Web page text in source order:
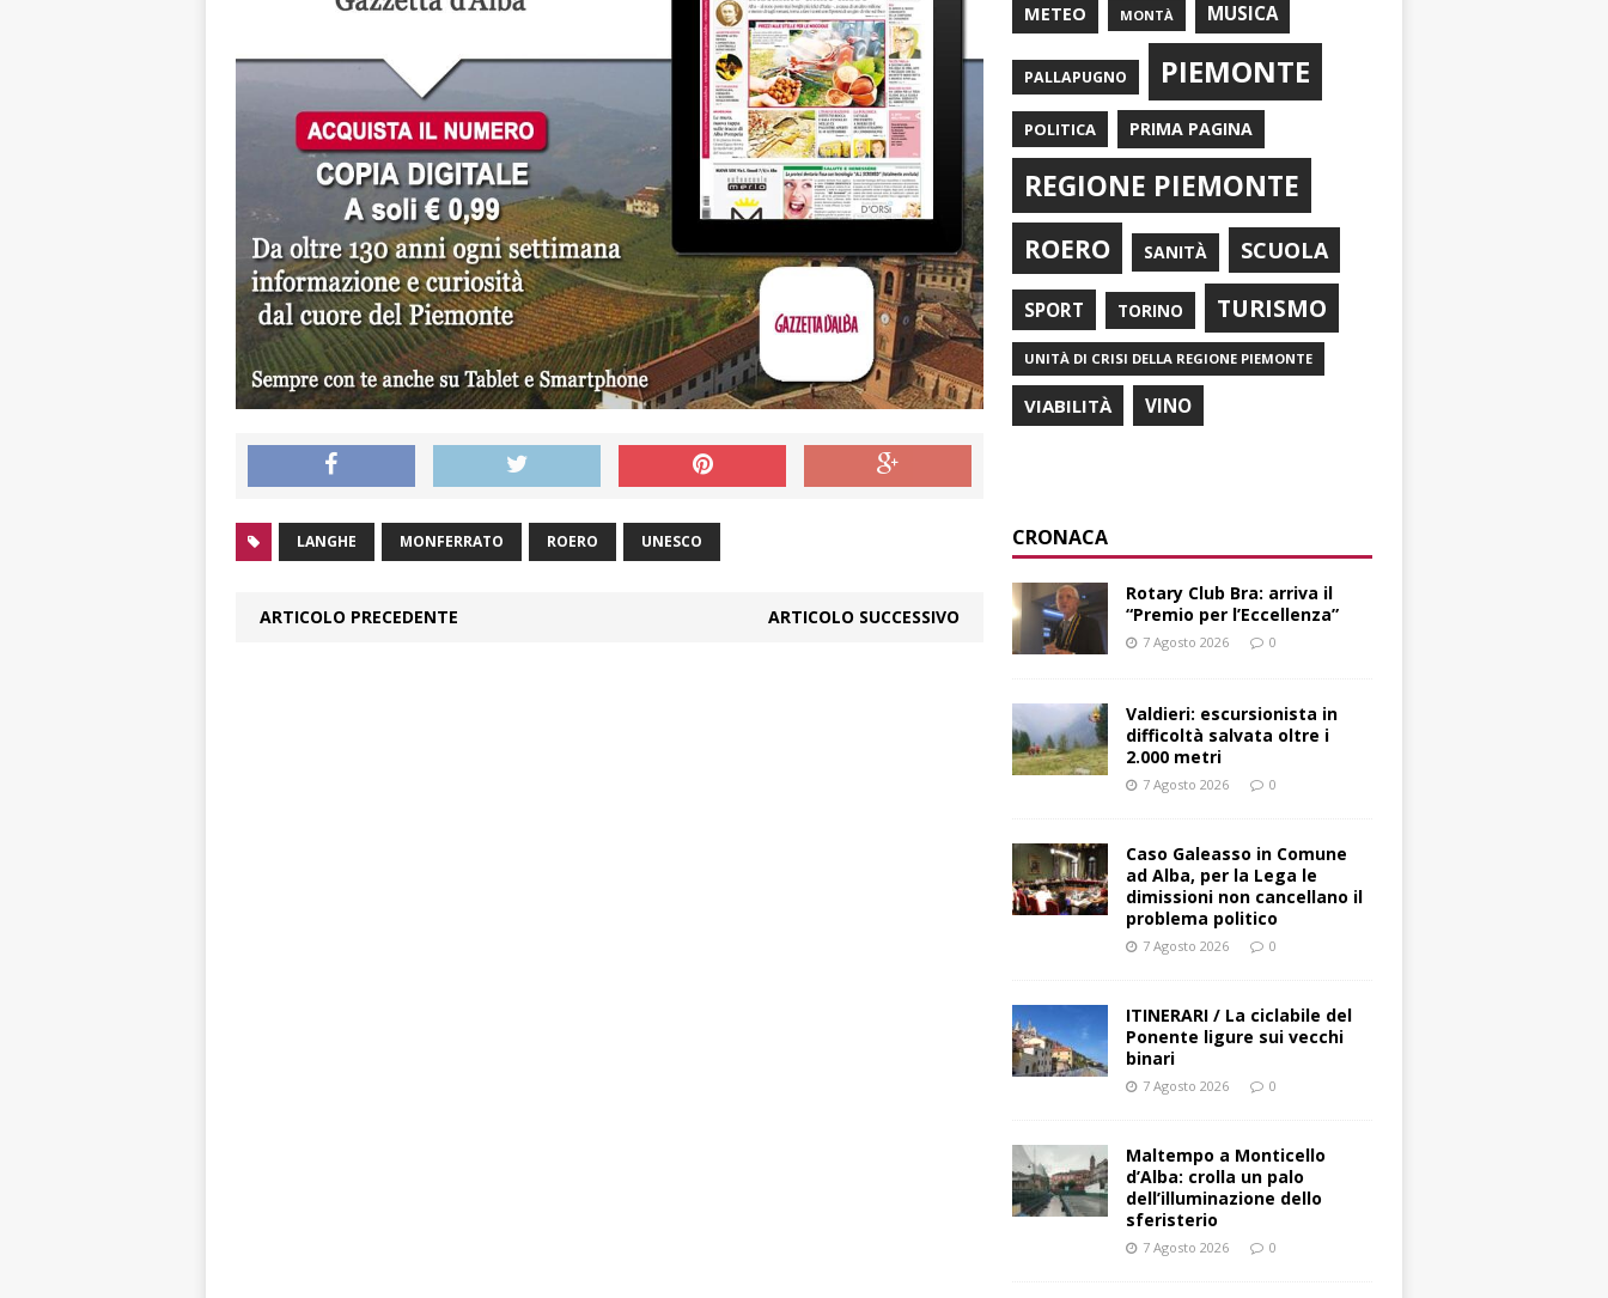
LANGHE MONFERRATO ROERO UNESCO
ARTICOLO PRECEDENTE ARTICOLO SUCCESSIVO
METEO MONTÀ MUSICA
PALLAPUGNO PIEMONTE
POLITICA PRIMA PAGINA
REGIONE PIEMONTE
ROERO SANITÀ SCUOLA
SPORT TORINO TURISMO
UNITÀ DI CRISI DELLA REGIONE PIEMONTE
VIABILITÀ VINO
CRONACA
Rotary Club Bra: arriva il
“Premio per l’Eccellenza”
7 Agosto 2026 0
Valdieri: escursionista in
difficoltà salvata oltre i
2.000 metri
7 Agosto 2026 0
Caso Galeasso in Comune
ad Alba, per la Lega le
dimissioni non cancellano il
problema politico
7 Agosto 2026 0
ITINERARI / La ciclabile del
Ponente ligure sui vecchi
binari
7 Agosto 2026 0
Maltempo a Monticello
d’Alba: crolla un palo
dell’illuminazione dello
sferisterio
7 Agosto 2026 0